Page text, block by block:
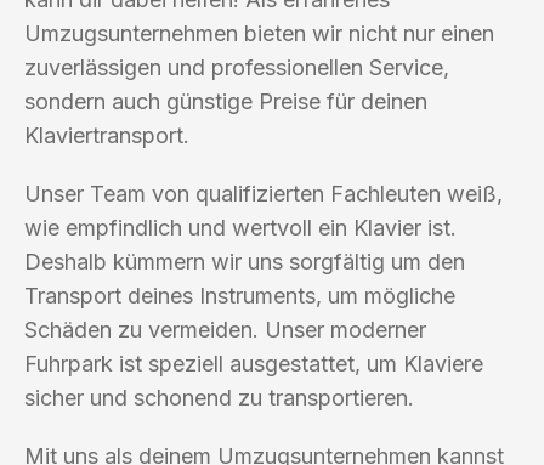
Umzugsunternehmen bieten wir nicht nur einen
zuverlässigen und professionellen Service,
sondern auch günstige Preise für deinen
Klaviertransport.
Unser Team von qualifizierten Fachleuten weiß,
wie empfindlich und wertvoll ein Klavier ist.
Deshalb kümmern wir uns sorgfältig um den
Transport deines Instruments, um mögliche
Schäden zu vermeiden. Unser moderner
Fuhrpark ist speziell ausgestattet, um Klaviere
sicher und schonend zu transportieren.
Mit uns als deinem Umzugsunternehmen kannst